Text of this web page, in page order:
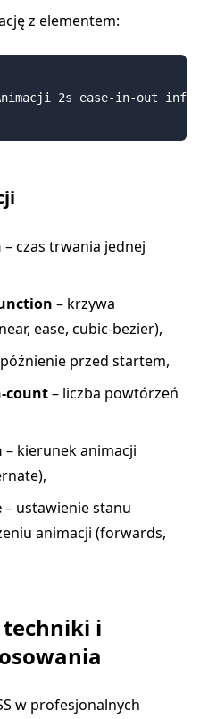
z elementem:
2s ease-in-out
– czas trwania jednej
– krzywa
ease, cubic-bezier),
przed startem,
count– liczba powtórzeń
– kierunek animacji
– ustawienie stanu
animacji (forwards,
i
w profesjonalnych